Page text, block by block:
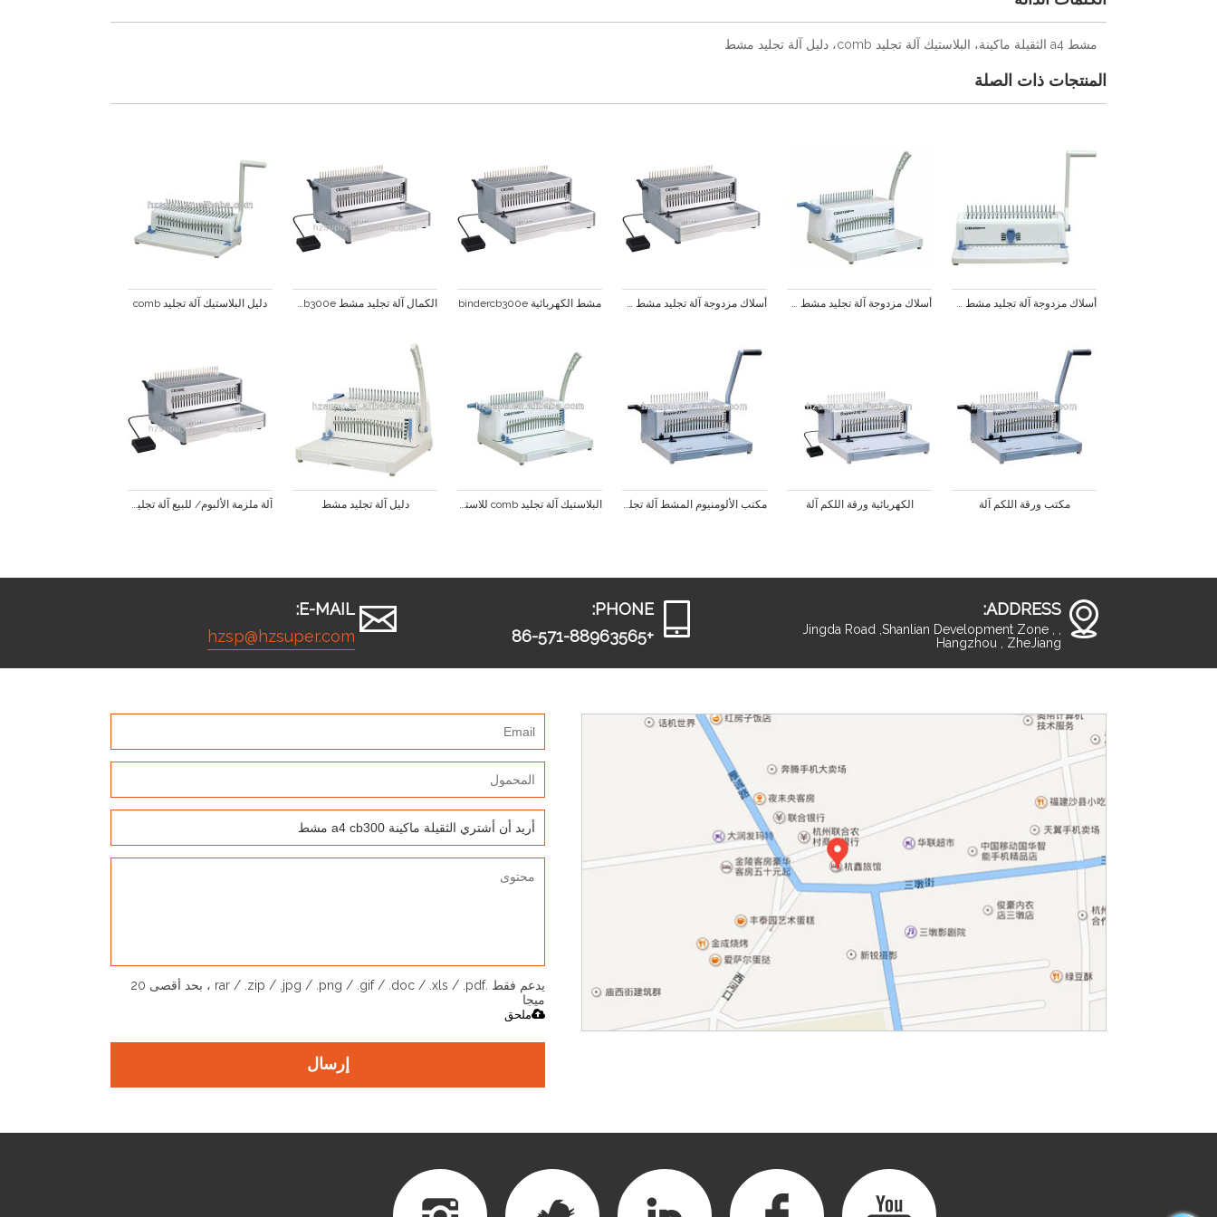
مشط a4 الثقيلة ماكينة، البلاستيك آلة تجليد comb، دليل آلة تجليد مشط
المنتجات ذات الصلة
أسلاك مزدوجة آلة تجليد مشط cb200plus أسلاك مزدوجة آلة تجليد مشط cb2100plus أسلاك مزدوجة آلة تجليد مشط cb300e الكهربائية مشط الكهربائية bindercb300e الكمال آلة تجليد مشط pricecb300e رخيصة دليل البلاستيك آلة تجليد comb
مكتب ورقة اللكم آلة الكهربائية ورقة اللكم آلة مكتب الألومنيوم المشط آلة تجليد البلاستيك آلة تجليد comb للاستخدام المكتبي دليل آلة تجليد مشط آلة ملزمة الألبوم/ للبيع آلة تجليد مشط
ADDRESS:
Jingda Road ,Shanlian Development Zone , ,
Hangzhou , ZheJiang
PHONE:
+86-571-88963565
E-MAIL:
hzsp@hzsuper.com
يدعم فقط .rar / .zip / .jpg / .png / .gif / .doc / .xls / .pdf ، بحد أقصى 20
ميجا
ملحق
إرسال